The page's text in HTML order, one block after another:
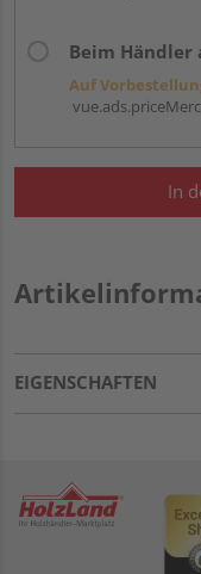
Beim Händler
Auf
In
EIGENSCHAFTEN